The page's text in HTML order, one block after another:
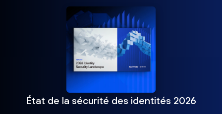
État de la sécurité des identités 2026